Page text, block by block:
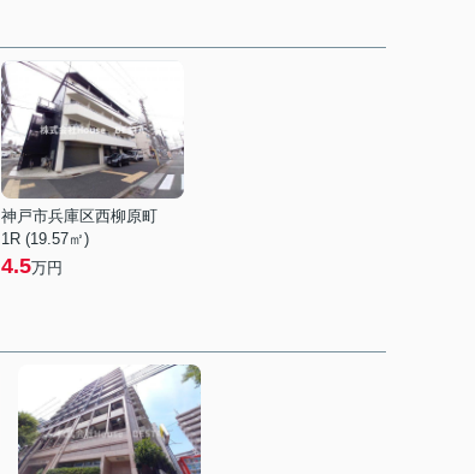
神戸市兵庫区西柳原町
1R (19.57㎡)
4.5万円